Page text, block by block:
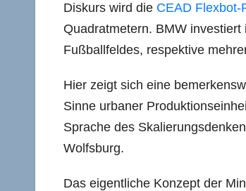
Diskurs wird die CEAD Flexbot-
Quadratmetern. BMW
Fußballfeldes, respektive
Hier zeigt sich eine
Sinne urbaner
Sprache des
Wolfsburg.
Das eigentliche Konzept der